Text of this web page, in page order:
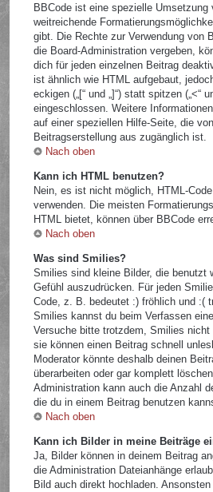
BBCode ist eine spezielle Umsetzung
weitreichende
gibt. Die Rechte zur Verwendung von
die Board-Administration vergeben,
dich für jeden einzelnen Beitrag
ist ähnlich wie HTML aufgebaut,
eckigen („[“ und „]“) statt spitzen („<“
eingeschlossen. Weitere
auf einer speziellen Hilfe-Seite, die
Beitragserstellung aus zugänglich ist.
Nach oben
Kann ich HTML benutzen?
Nein, es ist nicht möglich, HTML-
verwenden. Die meisten
HTML bietet, können über BBCode
Nach oben
Was sind Smilies?
Smilies sind kleine Bilder, die benutzt
Gefühl auszudrücken. Für jeden
Code, z. B. bedeutet :) fröhlich und :(
Smilies kannst du beim Verfassen
Versuche bitte trotzdem, Smilies nicht
sie können einen Beitrag schnell
Moderator könnte deshalb deinen
überarbeiten oder gar komplett
Administration kann auch die Anzahl
die du in einem Beitrag benutzen
Nach oben
Kann ich Bilder in meine Beiträge
Ja, Bilder können in deinem Beitrag
die Administration Dateianhänge
Bild auch direkt hochladen.